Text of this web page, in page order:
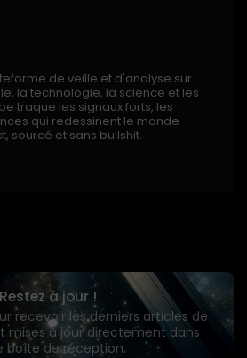
de veille et d'analyse sur
la technologie, la science et les
traque les signaux forts, les
qui redessinent le monde —
sourcé et sans bullshit.
Restez à jour !
recevoir les derniers articles de
mises à jour directement dans
boîte de réception.